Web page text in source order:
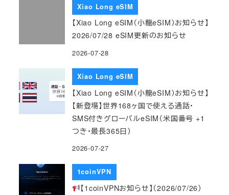
Xiao Long eSIM
【Xiao Long eSIM（小龍eSIM）お知らせ】
2026/07/28 eSIM更新のお知らせ
2026-07-28
Xiao Long eSIM
【Xiao Long eSIM（小龍eSIM）お知らせ】
【新登場】世界168ヶ国で使える通話・
SMS付きグローバルeSIM（米国番号 +1
つき・最長365日）
2026-07-27
1coinVPN
【1coinVPNお知らせ】（2026/07/26）